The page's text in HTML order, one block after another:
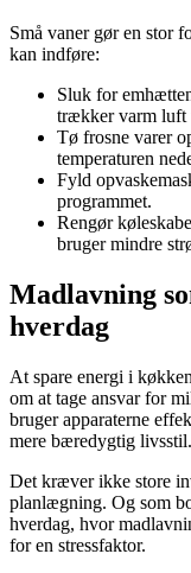
Små vaner gør en stor
kan indføre:
Sluk for
trækker varm luft
Tø frosne varer
temperaturen
Fyld
programmet.
Rengør
bruger mindre
Madlavning
hverdag
At spare energi i
om at tage ansvar for
bruger apparaterne
mere bæredygtig livsstil.
Det kræver ikke store
planlægning. Og som
hverdag, hvor
for en stressfaktor.